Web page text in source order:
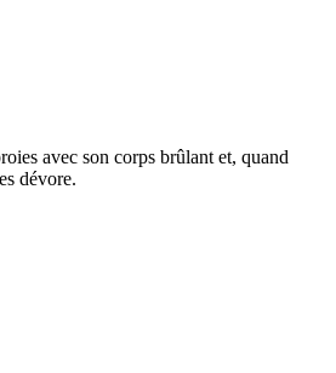
avec son corps brûlant et, quand
dévore.